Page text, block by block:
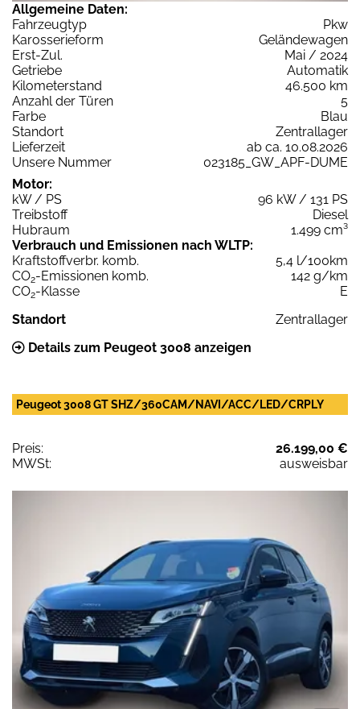
Allgemeine Daten:
Fahrzeugtyp
Pkw
Karosserieform
Geländewagen
Erst-Zul.
Mai / 2024
Getriebe
Automatik
Kilometerstand
46.500 km
Anzahl der Türen
5
Farbe
Blau
Standort
Zentrallager
Lieferzeit
ab ca. 10.08.2026
Unsere Nummer
023185_GW_APF-DUME
Motor:
kW / PS
96 kW / 131 PS
Treibstoff
Diesel
Hubraum
1.499 cm³
Verbrauch und Emissionen nach WLTP:
Kraftstoffverbr. komb.
5,4 l/100km
CO2-Emissionen komb.
142 g/km
CO2-Klasse
E
Standort
Zentrallager
Details zum Peugeot 3008 anzeigen
Peugeot 3008 GT SHZ/360CAM/NAVI/ACC/LED/CRPLY
Preis:
26.199,00 €
MWSt:
ausweisbar